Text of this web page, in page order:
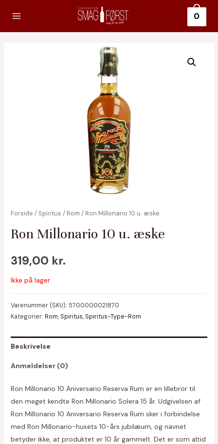
indholdet
0
Forside / Spiritus / Rom / Ron Millonario 10 u. æske
Ron Millonario 10 u. æske
319,00 kr.
Ikke på lager
Varenummer (SKU): 5700000021870
Kategorier: Rom, Spiritus, Spiritus-Type-Rom
Beskrivelse
Anmeldelser (0)
Ron Millonario 10 Aniversario Reserva Rum er en lillebror til
den meget kendte Ron Millonario Solera 15 år. Udgivelsen af
Ron Millonario 10 Aniversario Reserva Rum sker i forbindelse
med Ron Millonario-husets 10-års jubilæum, og navnet
betyder ikke, at produktet er 10 år gammelt. Det er som altid